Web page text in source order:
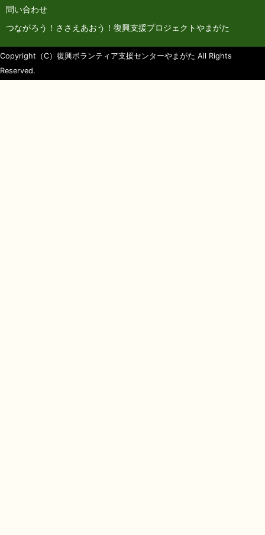
問い合わせ
つながろう！ささえあおう！復興支援プロジェクトやまがた
Copyright（C）復興ボランティア支援センターやまがた All Rights
Reserved.